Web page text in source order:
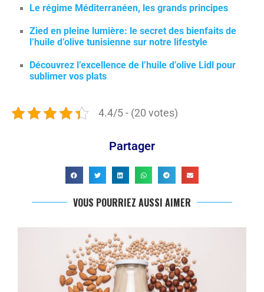
Le régime Méditerranéen, les grands principes
Zied en pleine lumière: le secret des bienfaits de
l’huile d’olive tunisienne sur notre lifestyle
Découvrez l’excellence de l’huile d’olive Lidl pour
sublimer vos plats
4.4/5 - (20 votes)
Partager
VOUS POURRIEZ AUSSI AIMER